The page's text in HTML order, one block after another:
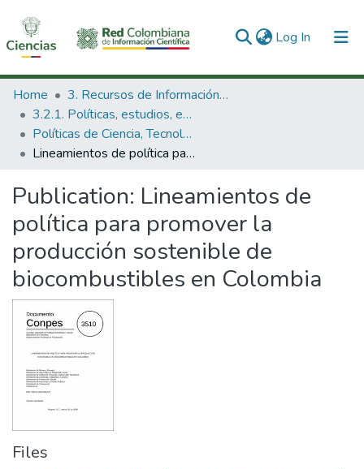
Log In (current)
Communities & Collections
All of DSpace
Statistics
Home
3. Recursos de Información Científica y Tecnológica
3.2.1. Políticas, estudios, evaluaciones e indicadores de CTeI
Políticas de Ciencia, Tecnología e Innovación
Lineamientos de política para promover la producción sostenible de biocombustibles en Colombia
Publication: Lineamientos de
política para promover la
producción sostenible de
biocombustibles en Colombia
Files